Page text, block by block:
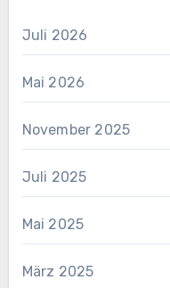
Juli 2026
Mai 2026
November 2025
Juli 2025
Mai 2025
März 2025